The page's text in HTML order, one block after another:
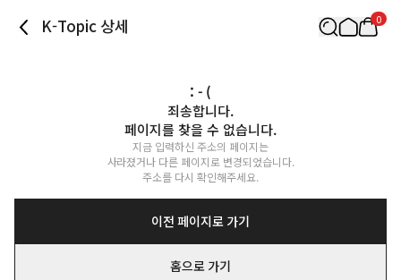
K-Topic 상세 0
: - (
죄송합니다.
페이지를 찾을 수 없습니다.
지금 입력하신 주소의 페이지는
사라졌거나 다른 페이지로 변경되었습니다.
주소를 다시 확인해주세요.
이전 페이지로 가기
홈으로 가기